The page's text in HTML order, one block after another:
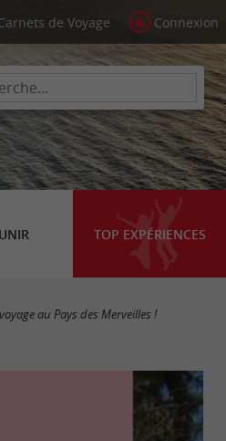
de Voyage Connexion
TOP EXPÉRIENCES
au Pays des Merveilles !